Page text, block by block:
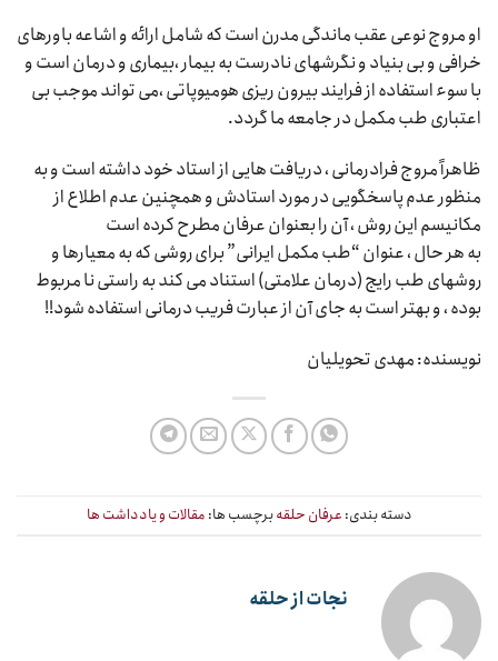
او مروج نوعی عقب ماندگی مدرن است که شامل ارائه و اشاعه باورهای
خرافی و بی بنیاد و نگرشهای نادرست به بیمار ،بیماری و درمان است و
با سوء استفاده از فرایند بیرون ریزی هومیوپاتی ،می تواند موجب بی
اعتباری طب مکمل در جامعه ما گردد.
ظاهراً مروج فرادرمانی ، دریافت هایی از استاد خود داشته است و به
منظور عدم پاسخگویی در مورد استادش و همچنین عدم اطلاع از
مکانیسم این روش ، آن را بعنوان عرفان مطرح کرده است
به هر حال ، عنوان “طب مکمل ایرانی” برای روشی که به معیارها و
روشهای طب رایج (درمان علامتی) استناد می کند به راستی نا مربوط
بوده ، و بهتر است به جای آن از عبارت فریب درمانی استفاده شود!!
نویسنده: مهدی تحویلیان
دسته بندی: عرفان حلقهبرچسب ها: مقالات و یادداشت ها
نجات از حلقه